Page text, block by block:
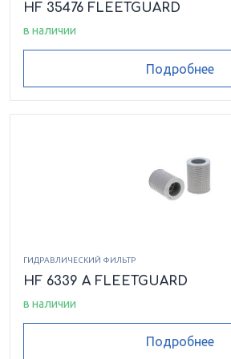
HF 35476 FLEETGUARD
в наличии
Подробнее
ГИДРАВЛИЧЕСКИЙ ФИЛЬТР
HF 6339 A FLEETGUARD
в наличии
Подробнее